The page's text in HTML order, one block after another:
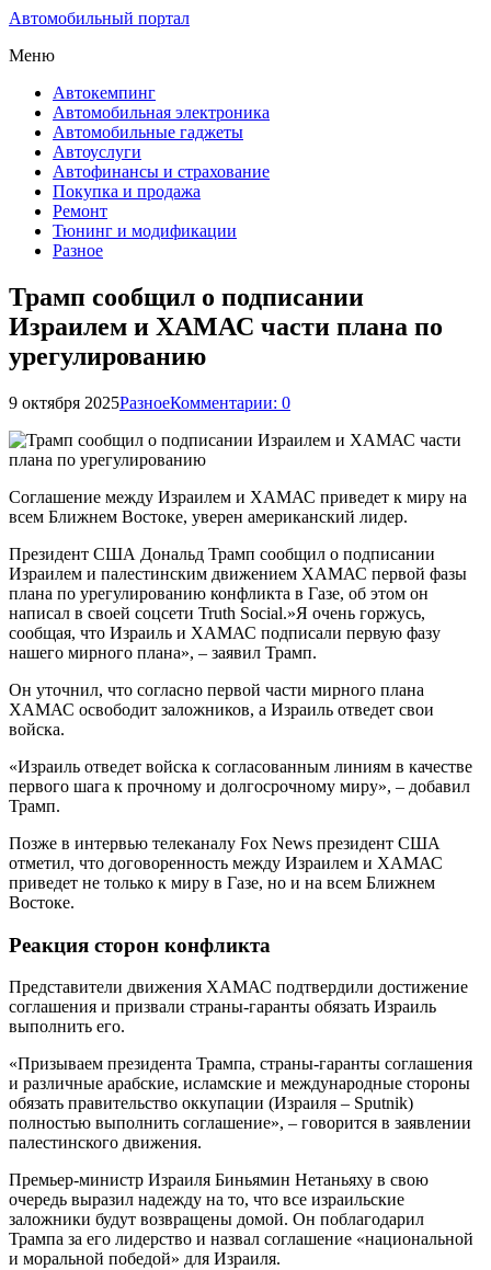
Автомобильный портал
Меню
Автокемпинг
Автомобильная электроника
Автомобильные гаджеты
Автоуслуги
Автофинансы и страхование
Покупка и продажа
Ремонт
Тюнинг и модификации
Разное
Трамп сообщил о подписании
Израилем и ХАМАС части плана по
урегулированию
9 октября 2025РазноеКомментарии: 0
Соглашение между Израилем и ХАМАС приведет к миру на
всем Ближнем Востоке, уверен американский лидер.
Президент США Дональд Трамп сообщил о подписании
Израилем и палестинским движением ХАМАС первой фазы
плана по урегулированию конфликта в Газе, об этом он
написал в своей соцсети Truth Social.»Я очень горжусь,
сообщая, что Израиль и ХАМАС подписали первую фазу
нашего мирного плана», – заявил Трамп.
Он уточнил, что согласно первой части мирного плана
ХАМАС освободит заложников, а Израиль отведет свои
войска.
«Израиль отведет войска к согласованным линиям в качестве
первого шага к прочному и долгосрочному миру», – добавил
Трамп.
Позже в интервью телеканалу Fox News президент США
отметил, что договоренность между Израилем и ХАМАС
приведет не только к миру в Газе, но и на всем Ближнем
Востоке.
Реакция сторон конфликта
Представители движения ХАМАС подтвердили достижение
соглашения и призвали страны-гаранты обязать Израиль
выполнить его.
«Призываем президента Трампа, страны-гаранты соглашения
и различные арабские, исламские и международные стороны
обязать правительство оккупации (Израиля – Sputnik)
полностью выполнить соглашение», – говорится в заявлении
палестинского движения.
Премьер-министр Израиля Биньямин Нетаньяху в свою
очередь выразил надежду на то, что все израильские
заложники будут возвращены домой. Он поблагодарил
Трампа за его лидерство и назвал соглашение «национальной
и моральной победой» для Израиля.